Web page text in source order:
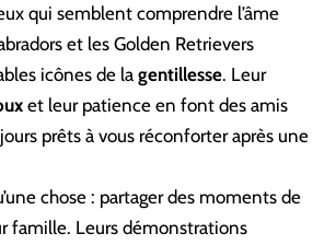
qui semblent comprendre l’âme
et les Golden Retrievers
icônes de la gentillesse. Leur
et leur patience en font des amis
prêts à vous réconforter après une
chose : partager des moments de
famille. Leurs démonstrations